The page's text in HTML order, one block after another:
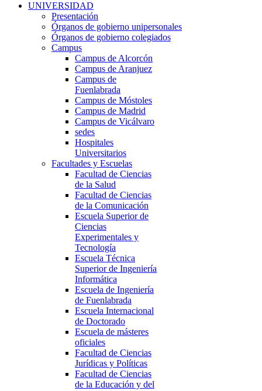
UNIVERSIDAD
Presentación
Órganos de gobierno unipersonales
Órganos de gobierno colegiados
Campus
Campus de Alcorcón
Campus de Aranjuez
Campus de
Fuenlabrada
Campus de Móstoles
Campus de Madrid
Campus de Vicálvaro
sedes
Hospitales
Universitarios
Facultades y Escuelas
Facultad de Ciencias
de la Salud
Facultad de Ciencias
de la Comunicación
Escuela Superior de
Ciencias
Experimentales y
Tecnología
Escuela Técnica
Superior de Ingeniería
Informática
Escuela de Ingeniería
de Fuenlabrada
Escuela Internacional
de Doctorado
Escuela de másteres
oficiales
Facultad de Ciencias
Jurídicas y Políticas
Facultad de Ciencias
de la Educación y del